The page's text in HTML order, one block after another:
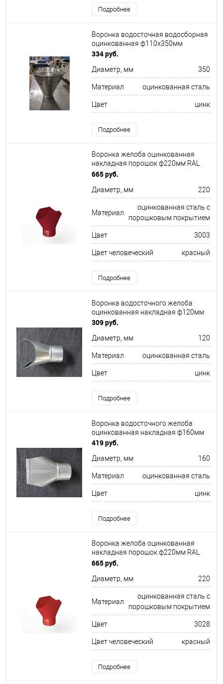
Подробнее
Воронка водосточная водосборная
оцинкованная ф110х350мм
334 руб.
Диаметр, мм 350
Материал оцинкованная сталь
Цвет цинк
Подробнее
Воронка желоба оцинкованная
накладная порошок ф220мм RAL
3003
665 руб.
Диаметр, мм 220
Материал
оцинкованная сталь с
порошковым покрытием
Цвет 3003
Цвет человеческий красный
Подробнее
Воронка водосточного желоба
оцинкованная накладная ф120мм
309 руб.
Диаметр, мм 120
Материал оцинкованная сталь
Цвет цинк
Подробнее
Воронка водосточного желоба
оцинкованная накладная ф160мм
419 руб.
Диаметр, мм 160
Материал оцинкованная сталь
Цвет цинк
Подробнее
Воронка желоба оцинкованная
накладная порошок ф220мм RAL
3028
665 руб.
Диаметр, мм 220
Материал
оцинкованная сталь с
порошковым покрытием
Цвет 3028
Цвет человеческий красный
Подробнее